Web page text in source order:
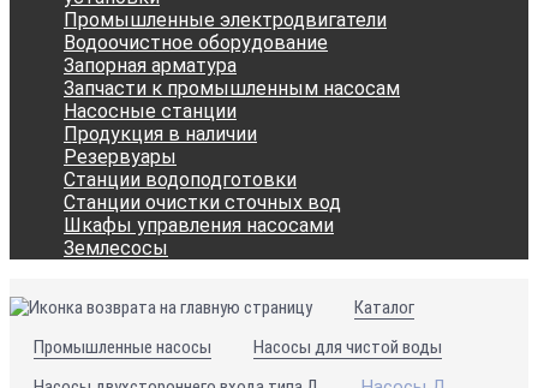
Промышленные электродвигатели
Водоочистное оборудование
Запорная арматура
Запчасти к промышленным насосам
Насосные станции
Продукция в наличии
Резервуары
Станции водоподготовки
Станции очистки сточных вод
Шкафы управления насосами
Землесосы
Каталог
Промышленные насосы
Насосы для чистой воды